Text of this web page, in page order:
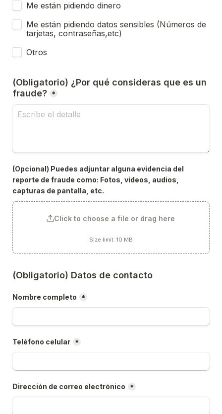
Me están pidiendo dinero
Me están pidiendo datos sensibles (Números de
tarjetas, contraseñas,etc)
Otros
(Obligatorio) ¿Por qué consideras que es un
fraude? *
(Opcional) Puedes adjuntar alguna evidencia del
reporte de fraude como: Fotos, videos, audios,
capturas de pantalla, etc.
Click to choose a file or drag here
Size limit: 10 MB
(Obligatorio) Datos de contacto
Nombre completo *
Teléfono celular *
Dirección de correo electrónico *